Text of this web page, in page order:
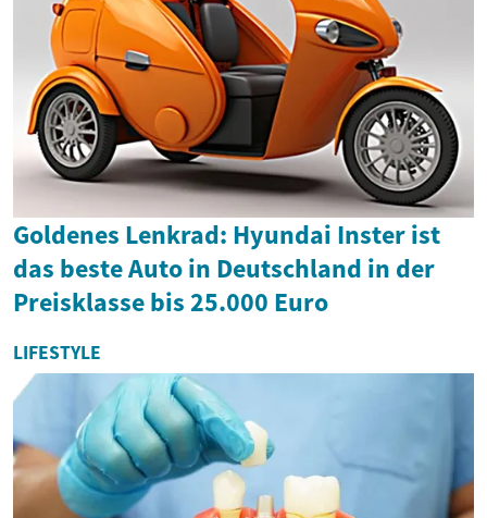
Goldenes Lenkrad: Hyundai Inster ist
das beste Auto in Deutschland in der
Preisklasse bis 25.000 Euro
LIFESTYLE